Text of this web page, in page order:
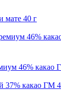
мате 40 г
46% какао